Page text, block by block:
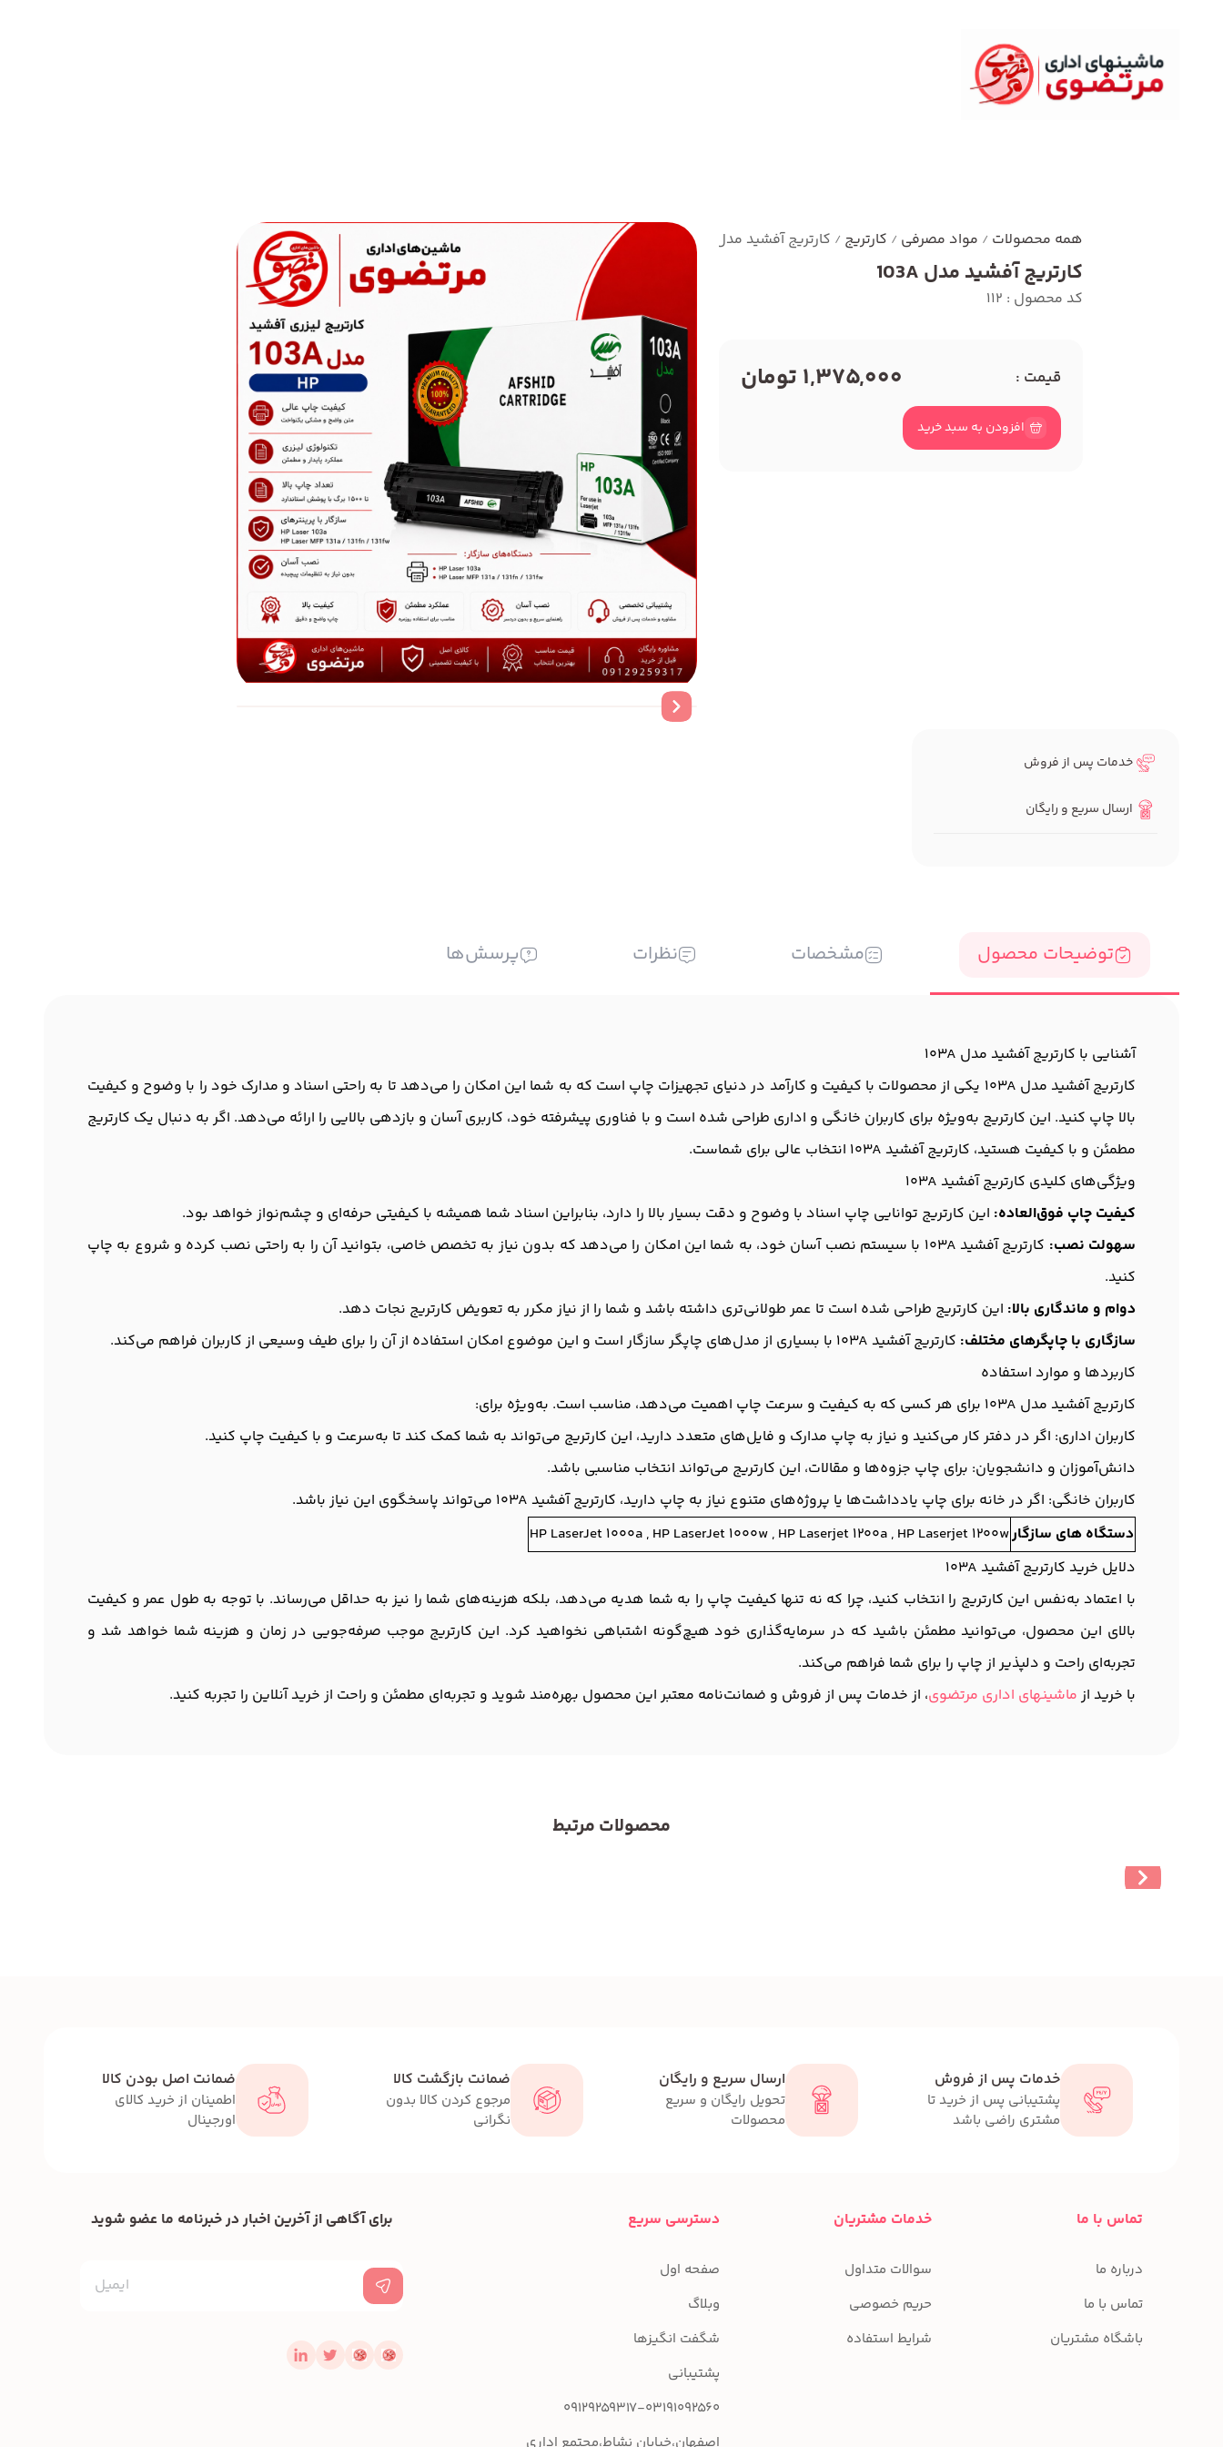
همه محصولات / مواد مصرفی / کارتریج / کارتریج آفشید مدل 103A
کارتریج آفشید مدل 103A
کد محصول : 112
قیمت : 1,375,000 تومان
افزودن به سبد خرید
خدمات پس از فروش
ارسال سریع و رایگان
توضیحات محصول مشخصات نظرات پرسش‌ها
آشنایی با کارتریج آفشید مدل 103A
کارتریج آفشید مدل 103A یکی از محصولات با کیفیت و کارآمد در دنیای تجهیزات چاپ است که به شما این امکان را می‌دهد تا به راحتی اسناد و مدارک خود را با وضوح و کیفیت
بالا چاپ کنید. این کارتریج به‌ویژه برای کاربران خانگی و اداری طراحی شده است و با فناوری پیشرفته خود، کاربری آسان و بازدهی بالایی را ارائه می‌دهد. اگر به دنبال یک کارتریج
مطمئن و با کیفیت هستید، کارتریج آفشید 103A انتخاب عالی برای شماست.
ویژگی‌های کلیدی کارتریج آفشید 103A
کیفیت چاپ فوق‌العاده: این کارتریج توانایی چاپ اسناد با وضوح و دقت بسیار بالا را دارد، بنابراین اسناد شما همیشه با کیفیتی حرفه‌ای و چشم‌نواز خواهد بود.
سهولت نصب:
کارتریج آفشید 103A با سیستم نصب آسان خود، به شما این امکان را می‌دهد که بدون نیاز به تخصص خاصی، بتوانید آن را به راحتی نصب کرده و شروع به چاپ
کنید.
دوام و ماندگاری بالا: این کارتریج طراحی شده است تا عمر طولانی‌تری داشته باشد و شما را از نیاز مکرر به تعویض کارتریج نجات دهد.
سازگاری با چاپگرهای مختلف: کارتریج آفشید 103A با بسیاری از مدل‌های چاپگر سازگار است و این موضوع امکان استفاده از آن را برای طیف وسیعی از کاربران فراهم می‌کند.
کاربردها و موارد استفاده
کارتریج آفشید مدل 103A برای هر کسی که به کیفیت و سرعت چاپ اهمیت می‌دهد، مناسب است. به‌ویژه برای:
کاربران اداری: اگر در دفتر کار می‌کنید و نیاز به چاپ مدارک و فایل‌های متعدد دارید، این کارتریج می‌تواند به شما کمک کند تا به‌سرعت و با کیفیت چاپ کنید.
دانش‌آموزان و دانشجویان: برای چاپ جزوه‌ها و مقالات، این کارتریج می‌تواند انتخاب مناسبی باشد.
کاربران خانگی: اگر در خانه برای چاپ یادداشت‌ها یا پروژه‌های متنوع نیاز به چاپ دارید، کارتریج آفشید 103A می‌تواند پاسخگوی این نیاز باشد.
دستگاه های سازگارHP LaserJet 1000a , HP LaserJet 1000w , HP Laserjet 1200a , HP Laserjet 1200w
دلایل خرید کارتریج آفشید 103A
با اعتماد به‌نفس این کارتریج را انتخاب کنید، چرا که نه تنها کیفیت چاپ را به شما هدیه می‌دهد، بلکه هزینه‌های شما را نیز به حداقل می‌رساند. با توجه به طول عمر و کیفیت
بالای این محصول، می‌توانید مطمئن باشید که در سرمایه‌گذاری خود هیچ‌گونه اشتباهی نخواهید کرد. این کارتریج موجب صرفه‌جویی در زمان و هزینه شما خواهد شد و
تجربه‌ای راحت و دلپذیر از چاپ را برای شما فراهم می‌کند.
با خرید ازماشینهای اداری مرتضوی، از خدمات پس از فروش و ضمانت‌نامه معتبر این محصول بهره‌مند شوید و تجربه‌ای مطمئن و راحت از خرید آنلاین را تجربه کنید.
محصولات مرتبط
خدمات پس از فروش
پشتیبانی پس از خرید تا
مشتری راضی باشد
ارسال سریع و رایگان
تحویل رایگان و سریع
محصولات
ضمانت بازگشت کالا
مرجوع کردن کالا بدون
نگرانی
ضمانت اصل بودن کالا
اطمینان از خرید کالای
اورجینال
تماس با ما
درباره ما
تماس با ما
باشگاه مشتریان
خدمات مشتریان
سوالات متداول
حریم خصوصی
شرایط استفاده
دسترسی سریع
صفحه اول
وبلاگ
شگفت انگیزها
پشتیبانی
09129259317-03191092560
برای آگاهی از آخرین اخبار در خبرنامه ما عضو شوید